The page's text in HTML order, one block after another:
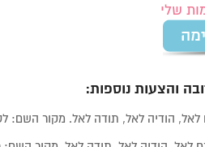
שלי
והצעות נוספות:
הודיה לאל, תודה לאל. מקור השם: